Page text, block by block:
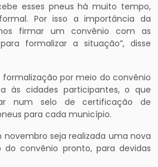
esses pneus há muito tempo,
Por isso a importância da
firmar um convênio com as
formalizar a situação”, disse
formalização por meio do convênio
às cidades participantes, o que
num selo de certificação de
para cada município.
seja realizada uma nova
convênio pronto, para devidas